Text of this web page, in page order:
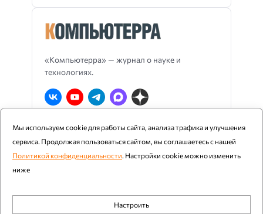
«Компьютерра» — журнал о науке и
технологиях.
О Компьютерре Блог издания
RSS
Реклама
Политика конфиденциальности
Компьютерра ©1997 - 2026
При цитировании и использовании любых материалов
Мы используем cookie для работы сайта, анализа трафика и улучшения
сервиса. Продолжая пользоваться сайтом, вы соглашаетесь с нашей
Политикой конфиденциальности. Настройки cookie можно изменить
ниже
Настроить